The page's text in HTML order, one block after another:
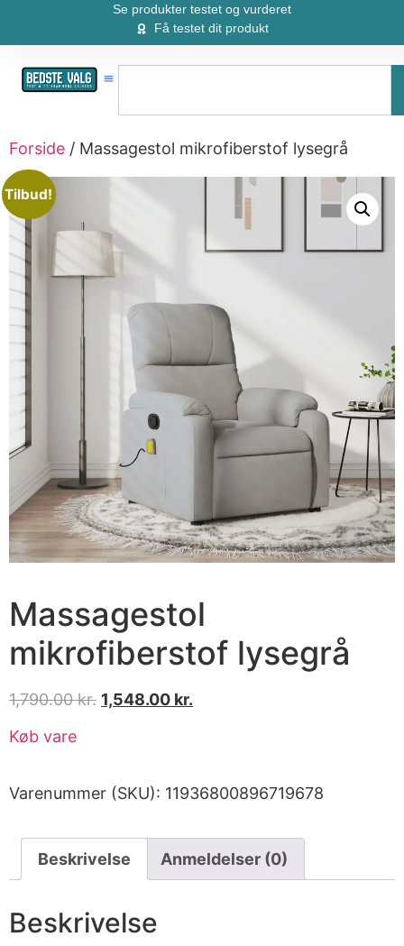
Se produkter testet og vurderet
Få testet dit produkt
Forside / Massagestol mikrofiberstof lysegrå
Tilbud!
Massagestol
mikrofiberstof lysegrå
1,790.00kr. 1,548.00 kr.
Køb vare
Varenummer (SKU): 11936800896719678
Beskrivelse Anmeldelser (0)
Beskrivelse